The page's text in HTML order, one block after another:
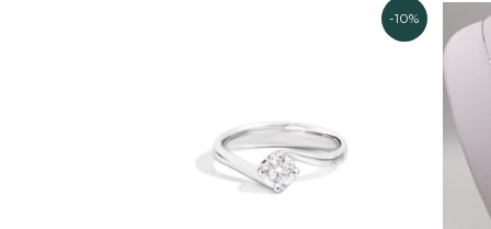
-10%
Il
prezzo
4.500,00€.